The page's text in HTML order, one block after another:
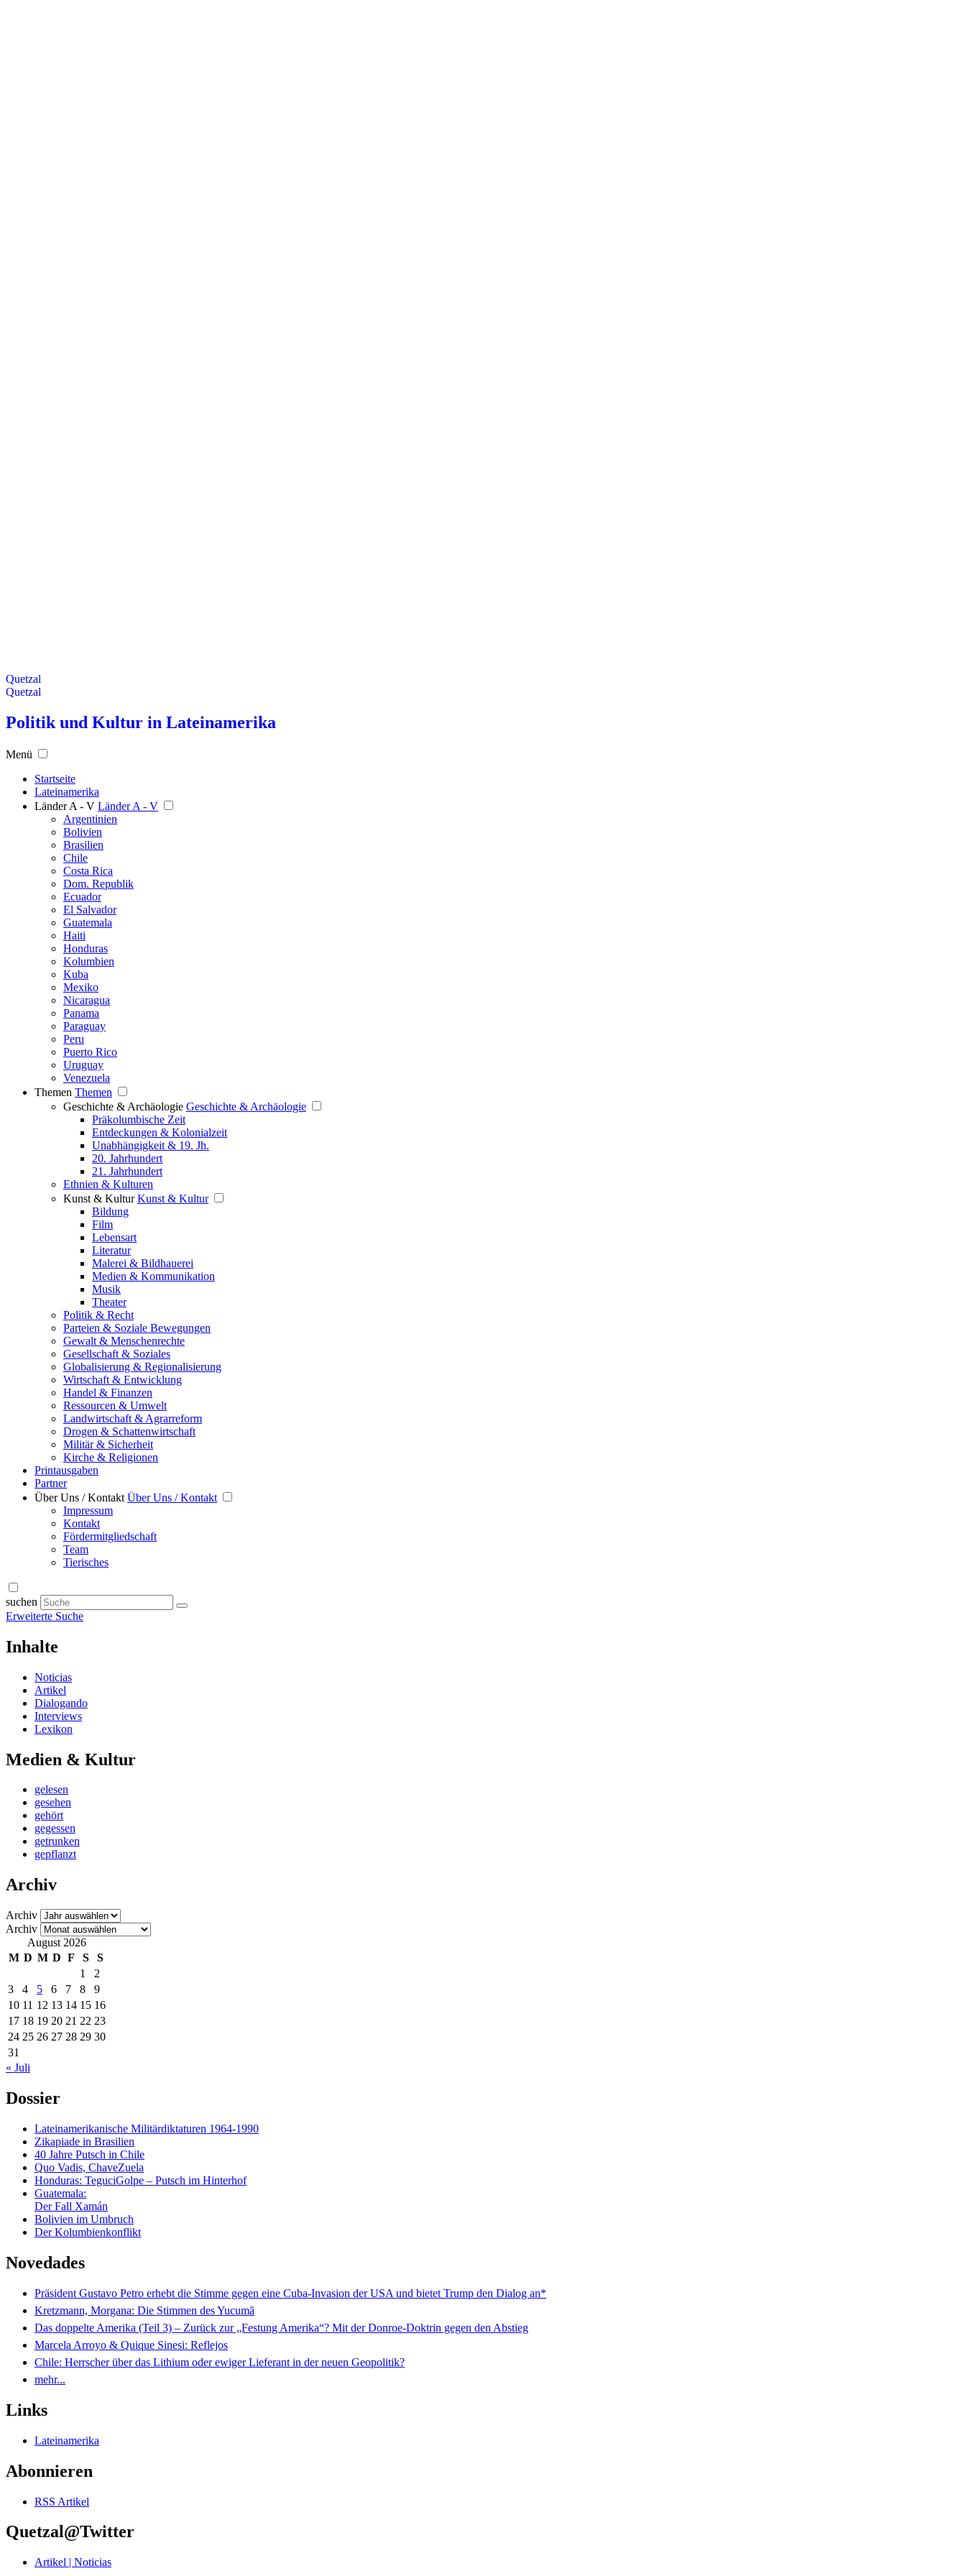
Quetzal
Quetzal
Politik und Kultur in Lateinamerika
Menü
Startseite
Lateinamerika
Länder A - V Länder A - V
Argentinien
Bolivien
Brasilien
Chile
Costa Rica
Dom. Republik
Ecuador
El Salvador
Guatemala
Haiti
Honduras
Kolumbien
Kuba
Mexiko
Nicaragua
Panama
Paraguay
Peru
Puerto Rico
Uruguay
Venezuela
Themen Themen
Geschichte & Archäologie Geschichte & Archäologie
Präkolumbische Zeit
Entdeckungen & Kolonialzeit
Unabhängigkeit & 19. Jh.
20. Jahrhundert
21. Jahrhundert
Ethnien & Kulturen
Kunst & Kultur Kunst & Kultur
Bildung
Film
Lebensart
Literatur
Malerei & Bildhauerei
Medien & Kommunikation
Musik
Theater
Politik & Recht
Parteien & Soziale Bewegungen
Gewalt & Menschenrechte
Gesellschaft & Soziales
Globalisierung & Regionalisierung
Wirtschaft & Entwicklung
Handel & Finanzen
Ressourcen & Umwelt
Landwirtschaft & Agrarreform
Drogen & Schattenwirtschaft
Militär & Sicherheit
Kirche & Religionen
Printausgaben
Partner
Über Uns / Kontakt Über Uns / Kontakt
Impressum
Kontakt
Fördermitgliedschaft
Team
Tierisches
suchen
Erweiterte Suche
Inhalte
Noticias
Artikel
Dialogando
Interviews
Lexikon
Medien & Kultur
gelesen
gesehen
gehört
gegessen
getrunken
gepflanzt
Archiv
Archiv
Archiv
August 2026
M D M D F S
S
1
2
3
4 5 6 7 8
9
10 11 12 13 14 15 16
17 18 19 20 21 22 23
24 25 26 27 28 29 30
31
« Juli
Dossier
Lateinamerikanische Militärdiktaturen 1964-1990
Zikapiade in Brasilien
40 Jahre Putsch in Chile
Quo Vadis, ChaveZuela
Honduras: TeguciGolpe – Putsch im Hinterhof
Guatemala:
Der Fall Xamán
Bolivien im Umbruch
Der Kolumbienkonflikt
Novedades
Präsident Gustavo Petro erhebt die Stimme gegen eine Cuba-Invasion der USA und bietet Trump den Dialog an*
Kretzmann, Morgana: Die Stimmen des Yucumã
Das doppelte Amerika (Teil 3) – Zurück zur „Festung Amerika“? Mit der Donroe-Doktrin gegen den Abstieg
Marcela Arroyo & Quique Sinesi: Reflejos
Chile: Herrscher über das Lithium oder ewiger Lieferant in der neuen Geopolitik?
mehr...
Links
Lateinamerika
Abonnieren
RSS Artikel
Quetzal@Twitter
Artikel | Noticias